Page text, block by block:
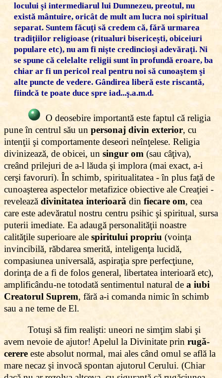
locului şi intermediarul lui Dumnezeu, preotul, nu
există mântuire, oricât de mult am lucra noi spiritual
separat. Suntem făcuţi să credem că, fără urmarea
tradiţiilor religioase (ritualuri bisericeşti, obiceiuri
populare etc), nu am fi nişte credincioşi adevăraţi. Ni
se spune că celelalte religii sunt în profundă eroare, ba
chiar ar fi un pericol real pentru noi să cunoaştem şi
alte puncte de vedere. Gândirea liberă este riscantă,
fiindcă te poate duce spre iad...ş.a.m.d.
O deosebire importantă este faptul că religia
pune în centrul său un personaj divin exterior, cu
intenţii şi comportamente deseori neînţelese. Religia
divinizează, de obicei, un singur om (sau câţiva),
creând prilejuri de a-l lăuda şi implora (mai exact, a-i
cerşi favoruri). În schimb, spiritualitatea - în plus faţă de
cunoaşterea aspectelor metafizice obiective ale Creaţiei -
revelează divinitatea interioară din fiecare om, cea
care este adevăratul nostru centru psihic şi spiritual, sursa
puterii imediate. Ea adaugă personalităţii noastre
calităţile superioare ale spiritului propriu (voinţa
invincibilă, răbdarea smerită, inteligenţa lucidă,
compasiunea universală, aspiraţia spre perfecţiune,
dorinţa de a fi de folos general, libertatea interioară etc),
amplificându-ne totodată sentimentul natural de a iubi
Creatorul Suprem, fără a-i comanda nimic în schimb
sau a ne teme de El.
Totuşi să fim realişti: uneori ne simţim slabi şi
avem nevoie de ajutor! Apelul la Divinitate prin rugă-
cerere este absolut normal, mai ales când omul se află la
mare necaz şi invocă spontan ajutorul Cerului. (Chiar